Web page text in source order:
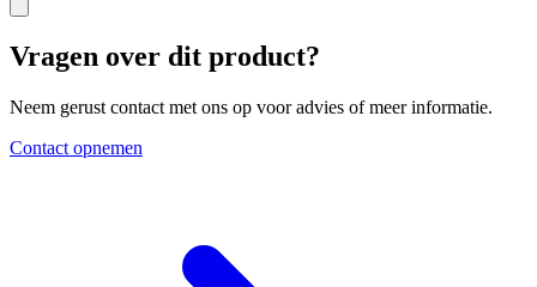
Vragen over dit product?
Neem gerust contact met ons op voor advies of meer informatie.
Contact opnemen